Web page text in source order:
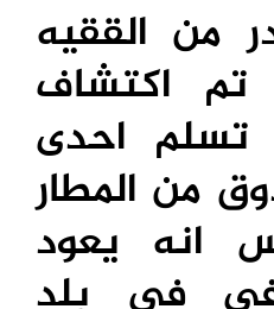
من الققيه
تم اكتشاف
تسلم احدى
من المطار
انه يعود